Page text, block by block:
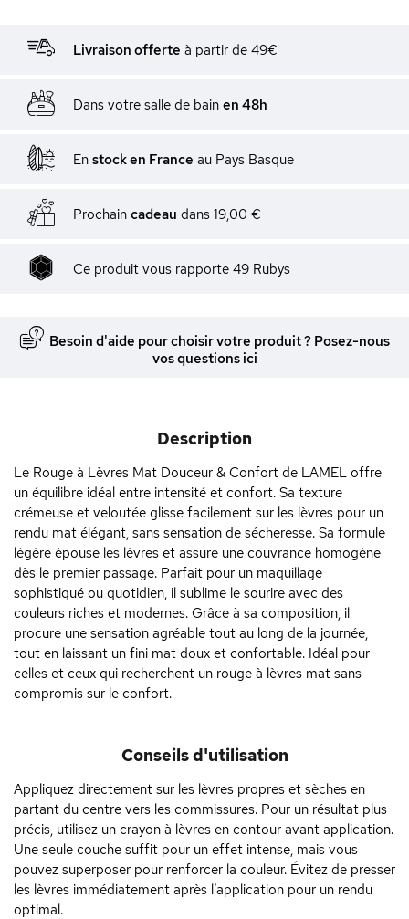
Livraison offerte à partir de 49€
Dans votre salle de bain en 48h
En stock en France au Pays Basque
Prochain cadeau dans 19,00 €
Ce produit vous rapporte 49 Rubys
Besoin d'aide pour choisir votre produit ? Posez-nous
vos questions ici
Description
Le Rouge à Lèvres Mat Douceur & Confort de LAMEL offre
un équilibre idéal entre intensité et confort. Sa texture
crémeuse et veloutée glisse facilement sur les lèvres pour un
rendu mat élégant, sans sensation de sécheresse. Sa formule
légère épouse les lèvres et assure une couvrance homogène
dès le premier passage. Parfait pour un maquillage
sophistiqué ou quotidien, il sublime le sourire avec des
couleurs riches et modernes. Grâce à sa composition, il
procure une sensation agréable tout au long de la journée,
tout en laissant un fini mat doux et confortable. Idéal pour
celles et ceux qui recherchent un rouge à lèvres mat sans
compromis sur le confort.
Conseils d'utilisation
Appliquez directement sur les lèvres propres et sèches en
partant du centre vers les commissures. Pour un résultat plus
précis, utilisez un crayon à lèvres en contour avant application.
Une seule couche suffit pour un effet intense, mais vous
pouvez superposer pour renforcer la couleur. Évitez de presser
les lèvres immédiatement après l’application pour un rendu
optimal.